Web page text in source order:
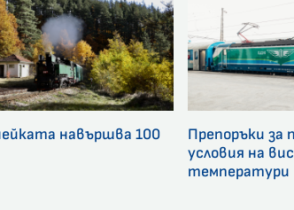
навършва 100
Препоръки за
условия на
температури